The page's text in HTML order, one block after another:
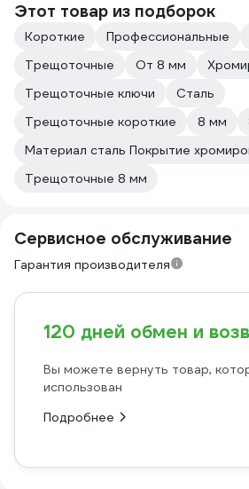
Этот товар из подборок
Короткие Профессиональные
Трещоточные
От 8 мм
Трещоточные ключи
Сталь
Трещоточные короткие
8 мм
Материал сталь Покрытие
Трещоточные 8 мм
Сервисное обслуживание
Гарантия производителя
120 дней обмен и
Вы можете вернуть товар,
использован
Подробнее